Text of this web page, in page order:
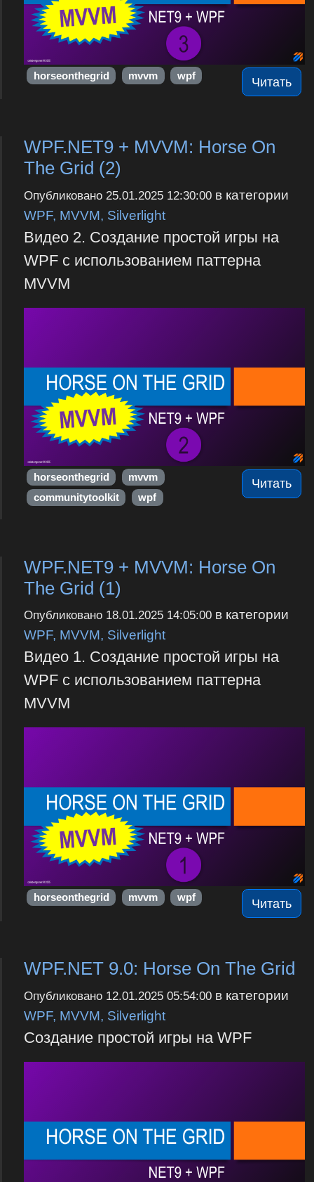
Читать
horseonthegrid mvvm wpf
WPF.NET9 + MVVM: Horse On
The Grid (2)
Опубликовано 25.01.2025 12:30:00в категории
WPF, MVVM, Silverlight
Видео 2. Создание простой игры на
WPF с использованием паттерна
MVVM
Читать
horseonthegrid
mvvm
communitytoolkit
wpf
WPF.NET9 + MVVM: Horse On
The Grid (1)
Опубликовано 18.01.2025 14:05:00в категории
WPF, MVVM, Silverlight
Видео 1. Создание простой игры на
WPF с использованием паттерна
MVVM
Читать
horseonthegrid mvvm wpf
WPF.NET 9.0: Horse On The Grid
Опубликовано 12.01.2025 05:54:00в категории
WPF, MVVM, Silverlight
Создание простой игры на WPF